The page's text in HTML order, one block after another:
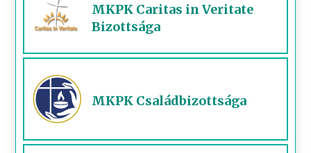
MKPK Caritas in Veritate
Bizottsága
MKPK Családbizottsága